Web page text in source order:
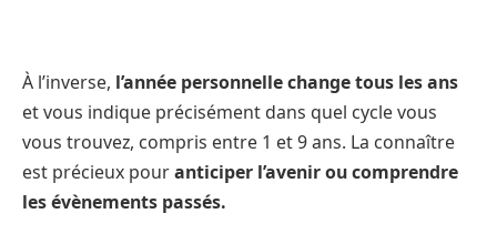
À l’inverse, l’année personnelle change tous les ans
et vous indique précisément dans quel cycle vous
vous trouvez, compris entre 1 et 9 ans. La connaître
est précieux pouranticiper l’avenir ou comprendre
les évènements passés.